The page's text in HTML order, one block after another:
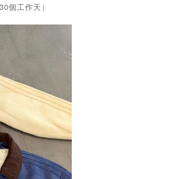
個工作天）